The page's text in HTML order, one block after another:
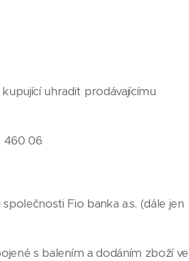
uhradit prodávajícímu
460 06
Fio banka a.s. (dále jen
s balením a dodáním zboží ve